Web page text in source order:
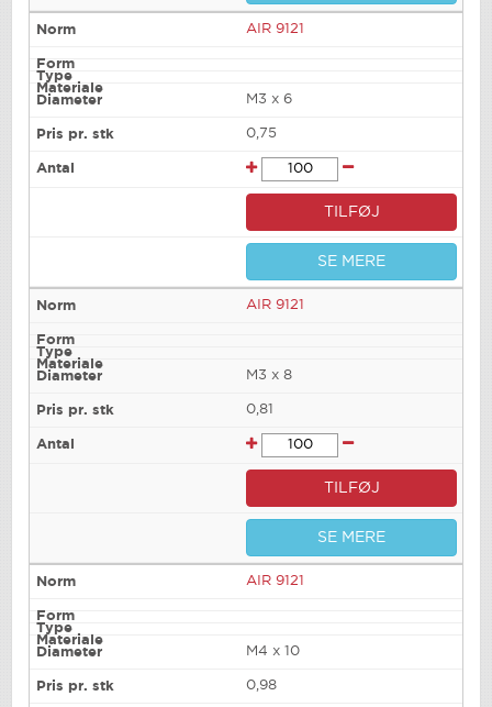
AIR 9121
M3 x 6
0,75
TILFØJ
SE MERE
AIR 9121
M3 x 8
0,81
TILFØJ
SE MERE
AIR 9121
M4 x 10
0,98